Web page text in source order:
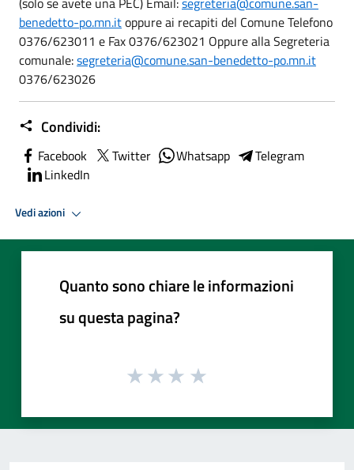
benedetto-po.mn.itoppure ai recapiti del Comune Telefono
0376/623011 e Fax 0376/623021 Oppure alla Segreteria
comunale:segreteria@comune.san-benedetto-po.mn.it
0376/623026
Condividi:
Facebook Twitter Whatsapp
Telegram
LinkedIn
Vedi azioni
Quanto sono chiare le informazioni
su questa pagina?